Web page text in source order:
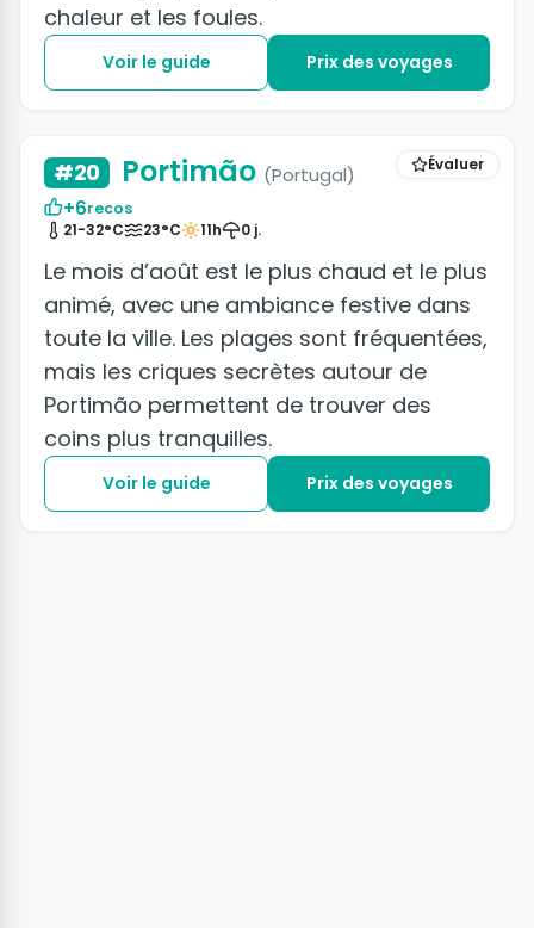
chaleur et les foules.
Voir le guide Prix des voyages
Évaluer
#20 Portimão (Portugal)
+6recos
21-32°C
23°C 11h 0 j.
Le mois d’août est le plus chaud et le plus
animé, avec une ambiance festive dans
toute la ville. Les plages sont fréquentées,
mais les criques secrètes autour de
Portimão permettent de trouver des
coins plus tranquilles.
Voir le guide Prix des voyages